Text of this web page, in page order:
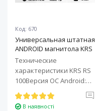
Код: 670
Универсальная штатная
ANDROID магнитола KRS
RS 100 9" 1/32 GB
Технические
характеристики KRS RS
100Версия ОС Android:
Android 11Процессор: 4-
ядерный ARM Cortex-A7..
В наявності